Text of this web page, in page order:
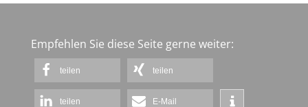
Empfehlen Sie diese Seite gerne weiter:
teilen teilen
teilen E-Mail